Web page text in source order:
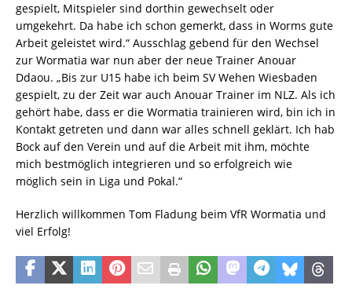
gespielt, Mitspieler sind dorthin gewechselt oder
umgekehrt. Da habe ich schon gemerkt, dass in Worms gute
Arbeit geleistet wird.“ Ausschlag gebend für den Wechsel
zur Wormatia war nun aber der neue Trainer Anouar
Ddaou. „Bis zur U15 habe ich beim SV Wehen Wiesbaden
gespielt, zu der Zeit war auch Anouar Trainer im NLZ. Als ich
gehört habe, dass er die Wormatia trainieren wird, bin ich in
Kontakt getreten und dann war alles schnell geklärt. Ich hab
Bock auf den Verein und auf die Arbeit mit ihm, möchte
mich bestmöglich integrieren und so erfolgreich wie
möglich sein in Liga und Pokal.“
Herzlich willkommen Tom Fladung beim VfR Wormatia und
viel Erfolg!